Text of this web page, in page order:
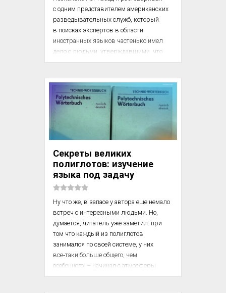
с одним представителем американских
разведывательных служб, который
в поисках экспертов в области
иностранных языков частенько имел
дело с людьми, утверждавшими, что
говорят на тридцати языках.
характеризовал свое владение языками
как «свободное».
к подобным заявлениям
с нескрываемым недоверием.
«Я преподаю шесть неродных для меня
языков, – сказал он мне. – Я знаю, что
должен делать, чтобы выучить язык,
и знаю, как сделать ...
Секреты великих
полиглотов: изучение
языка под задачу
Ну что же, в запасе у автора еще немало
встреч с интересными людьми. Но,
думается, читатель уже заметил: при
том что каждый из полиглотов
занимался по своей системе, у них
все‑таки больше общего, чем
особенного, – начиная с атмосферы
радостной, увлеченной жизни и кончая